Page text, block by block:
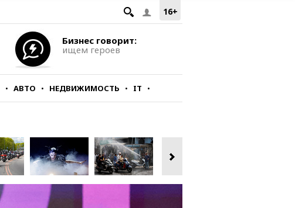
16+
Бизнес говорит:
ищем героев
АВТО НЕДВИЖИМОСТЬ IT